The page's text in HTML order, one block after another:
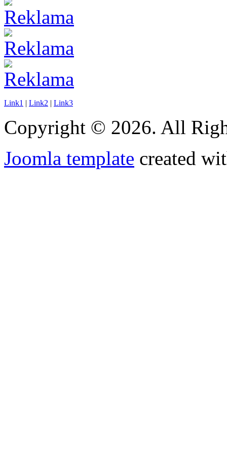
Link1 | Link2 | Link3
Copyright © 2026. All
Joomla template created